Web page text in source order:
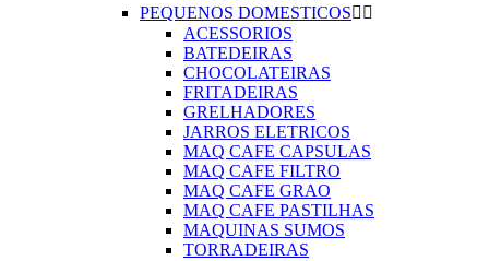
PEQUENOS DOMESTICOS 
ACESSORIOS
BATEDEIRAS
CHOCOLATEIRAS
FRITADEIRAS
GRELHADORES
JARROS ELETRICOS
MAQ CAFE CAPSULAS
MAQ CAFE FILTRO
MAQ CAFE GRAO
MAQ CAFE PASTILHAS
MAQUINAS SUMOS
TORRADEIRAS